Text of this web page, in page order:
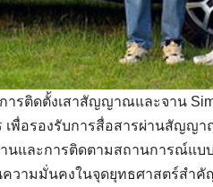
ารติดตั้งเสาสัญญาณและจาน
พื่อรองรับการสื่อสารผ่านสัญญ
และการติดตามสถานการณ์แบบ
วามมั่นคงในจุดยุทธศาสตร์สำคั